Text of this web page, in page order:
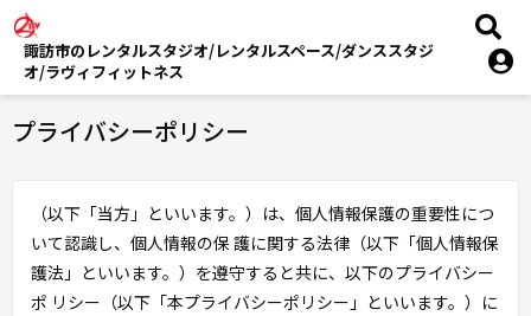
諏訪市のレンタルスタジオ/レンタルスペース/ダンススタジ
オ/ラヴィフィットネス
プライバシーポリシー
（以下「当方」といいます。）は、個人情報保護の重要性につ
いて認識し、個人情報の保 護に関する法律（以下「個人情報保
護法」といいます。）を遵守すると共に、以下のプライバシー
ポ リシー（以下「本プライバシーポリシー」といいます。）に